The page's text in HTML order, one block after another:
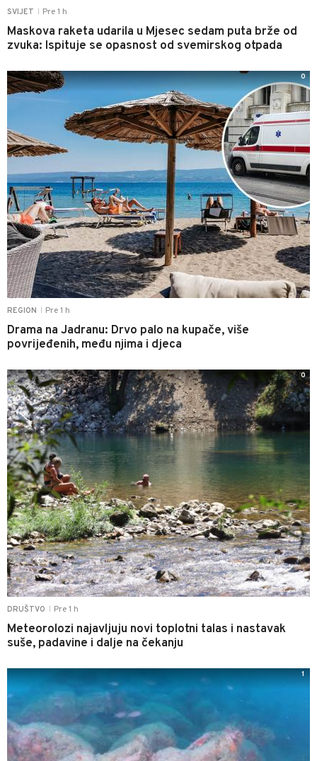
SVIJET Pre 1 h
Maskova raketa udarila u Mjesec sedam puta brže od
zvuka: Ispituje se opasnost od svemirskog otpada
REGION Pre 1 h
Drama na Jadranu: Drvo palo na kupače, više
povrijeđenih, među njima i djeca
0
DRUŠTVO Pre 1 h
Meteorolozi najavljuju novi toplotni talas i nastavak
suše, padavine i dalje na čekanju
0
1